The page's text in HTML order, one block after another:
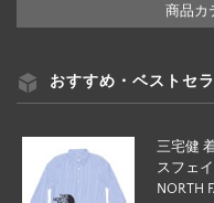
商品カ
おすすめ・ベストセ
三宅健
スフェ
NORTH